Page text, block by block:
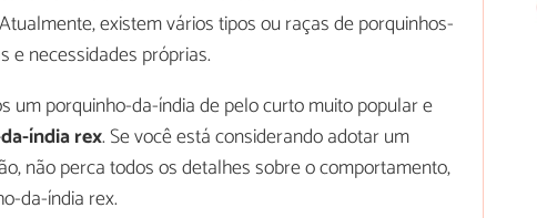
Atualmente, existem vários tipos ou raças de porquinhos-
e necessidades próprias.
um porquinho-da-índia de pelo curto muito popular e
índia rex. Se você está considerando adotar um
não perca todos os detalhes sobre o comportamento,
da-índia rex.